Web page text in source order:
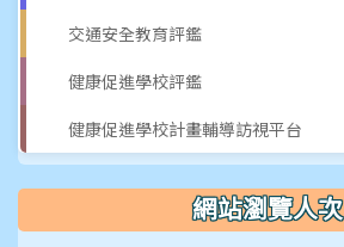
交通安全教育評鑑
健康促進學校評鑑
健康促進學校計畫輔導訪視平台
網站瀏覽人次